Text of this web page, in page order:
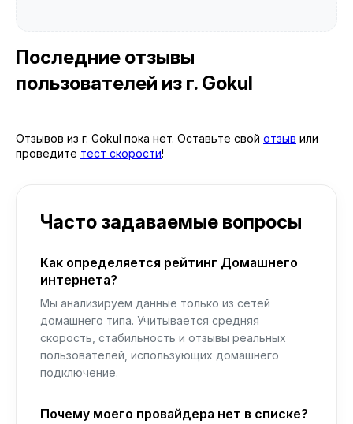
Последние отзывы
пользователей из г. Gokul
Отзывов из г. Gokul пока нет. Оставьте свой отзыв или
проведите тест скорости!
Часто задаваемые вопросы
Как определяется рейтинг Домашнего
интернета?
Мы анализируем данные только из сетей
домашнего типа. Учитывается средняя
скорость, стабильность и отзывы реальных
пользователей, использующих домашнего
подключение.
Почему моего провайдера нет в списке?